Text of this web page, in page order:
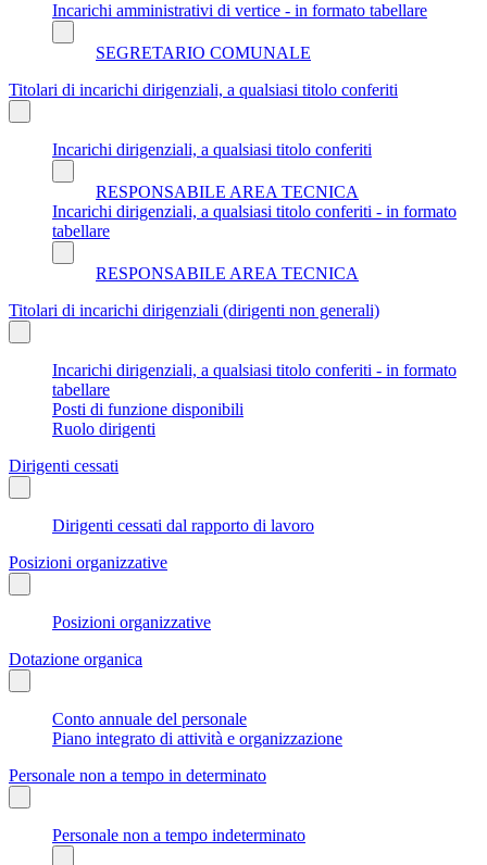
Incarichi amministrativi di vertice - in formato tabellare
SEGRETARIO COMUNALE
Titolari di incarichi dirigenziali, a qualsiasi titolo conferiti
Incarichi dirigenziali, a qualsiasi titolo conferiti
RESPONSABILE AREA TECNICA
Incarichi dirigenziali, a qualsiasi titolo conferiti - in formato
tabellare
RESPONSABILE AREA TECNICA
Titolari di incarichi dirigenziali (dirigenti non generali)
Incarichi dirigenziali, a qualsiasi titolo conferiti - in formato
tabellare
Posti di funzione disponibili
Ruolo dirigenti
Dirigenti cessati
Dirigenti cessati dal rapporto di lavoro
Posizioni organizzative
Posizioni organizzative
Dotazione organica
Conto annuale del personale
Piano integrato di attività e organizzazione
Personale non a tempo in determinato
Personale non a tempo indeterminato